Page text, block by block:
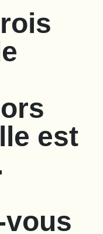
est